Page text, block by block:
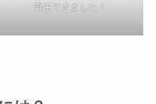
再生できました！